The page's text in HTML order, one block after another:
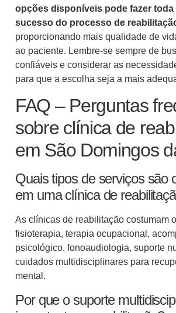
opções disponíveis pode fazer toda
sucesso do processo de
proporcionando mais qualidade de
ao paciente. Lembre-se sempre de
confiáveis e considerar as
para que a escolha seja a mais
FAQ – Perguntas
sobre clínica de
em São Domingos
Quais tipos de serviços são
em uma clínica de
As clínicas de reabilitação costumam
fisioterapia, terapia ocupacional,
psicológico, fonoaudiologia, suporte
cuidados multidisciplinares para
mental.
Por que o suporte